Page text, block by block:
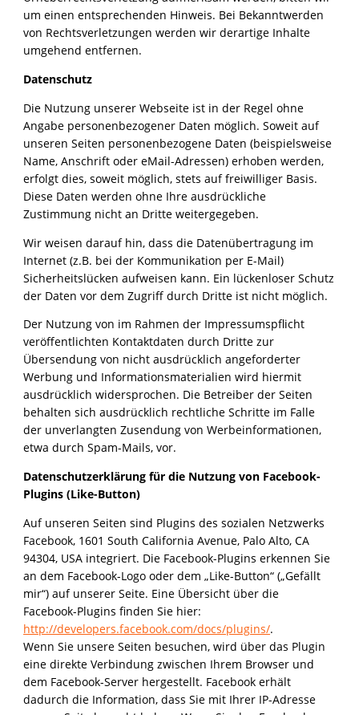
um einen entsprechenden Hinweis. Bei Bekanntwerden
von Rechtsverletzungen werden wir derartige Inhalte
umgehend entfernen.
Datenschutz
Die Nutzung unserer Webseite ist in der Regel ohne
Angabe personenbezogener Daten möglich. Soweit auf
unseren Seiten personenbezogene Daten (beispielsweise
Name, Anschrift oder eMail-Adressen) erhoben werden,
erfolgt dies, soweit möglich, stets auf freiwilliger Basis.
Diese Daten werden ohne Ihre ausdrückliche
Zustimmung nicht an Dritte weitergegeben.
Wir weisen darauf hin, dass die Datenübertragung im
Internet (z.B. bei der Kommunikation per E-Mail)
Sicherheitslücken aufweisen kann. Ein lückenloser Schutz
der Daten vor dem Zugriff durch Dritte ist nicht möglich.
Der Nutzung von im Rahmen der Impressumspflicht
veröffentlichten Kontaktdaten durch Dritte zur
Übersendung von nicht ausdrücklich angeforderter
Werbung und Informationsmaterialien wird hiermit
ausdrücklich widersprochen. Die Betreiber der Seiten
behalten sich ausdrücklich rechtliche Schritte im Falle
der unverlangten Zusendung von Werbeinformationen,
etwa durch Spam-Mails, vor.
Datenschutzerklärung für die Nutzung von Facebook-
Plugins (Like-Button)
Auf unseren Seiten sind Plugins des sozialen Netzwerks
Facebook, 1601 South California Avenue, Palo Alto, CA
94304, USA integriert. Die Facebook-Plugins erkennen Sie
an dem Facebook-Logo oder dem „Like-Button“ („Gefällt
mir“) auf unserer Seite. Eine Übersicht über die
Facebook-Plugins finden Sie hier:
http://developers.facebook.com/docs/plugins/.
Wenn Sie unsere Seiten besuchen, wird über das Plugin
eine direkte Verbindung zwischen Ihrem Browser und
dem Facebook-Server hergestellt. Facebook erhält
dadurch die Information, dass Sie mit Ihrer IP-Adresse